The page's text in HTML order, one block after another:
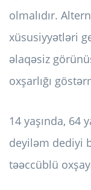
olmalıdır.
xüsusiyyətləri
əlaqəsiz
oxşarlığı
14 yaşında, 64
deyiləm dediyi
təəccüblü